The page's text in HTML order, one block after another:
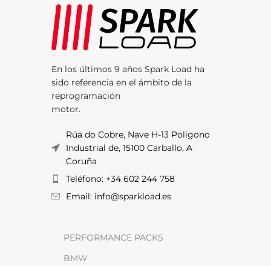
En los últimos 9 años Spark Load ha
sido referencia en el ámbito de la
reprogramación
motor.
Rúa do Cobre, Nave H-13 Poligono
Industrial de, 15100 Carballo, A
Coruña
Teléfono: +34 602 244 758
Email: info@sparkload.es
PERFORMANCE PACKS
BMW